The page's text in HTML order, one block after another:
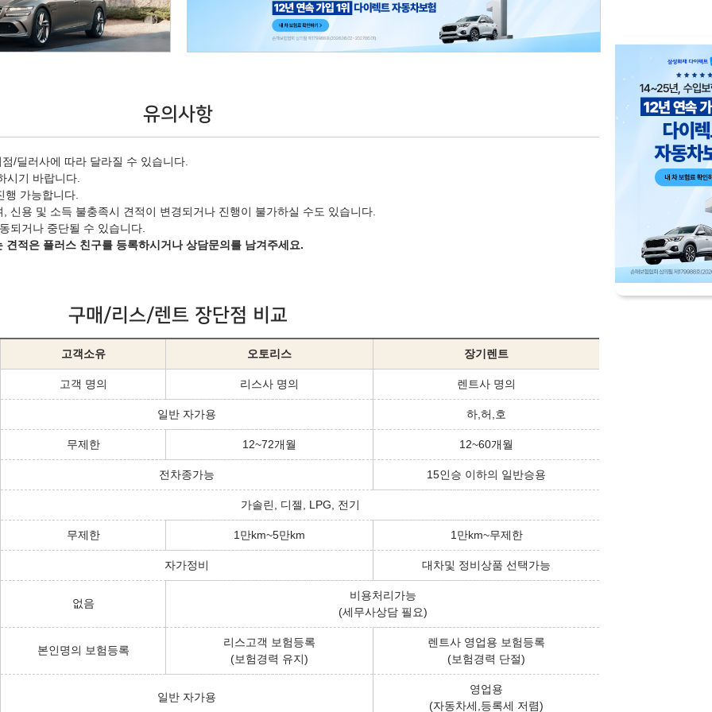
유의사항
/딜러사에 따라 달라질 수 있습니다.
시기 바랍니다.
가능합니다.
신용 및 소득 불충족시 견적이 변경되거나 진행이 불가하실 수도 있습니다.
되거나 중단될 수 있습니다.
적은 플러스 친구를 등록하시거나 상담문의를 남겨주세요.
구매/리스/렌트 장단점 비교
고객소유 오토리스 장기렌트
고객 명의 리스사 명의 렌트사 명의
일반 자가용 하,허,호
무제한 12~72개월 12~60개월
전차종가능 15인승 이하의 일반승용
가솔린, 디젤, LPG, 전기
무제한 1만km~5만km 1만km~무제한
자가정비 대차및 정비상품 선택가능
없음
비용처리가능
(세무사상담 필요)
본인명의 보험등록
리스고객 보험등록
(보험경력 유지)
렌트사 영업용 보험등록
(보험경력 단절)
일반 자가용
영업용
(자동차세,등록세 저렴)